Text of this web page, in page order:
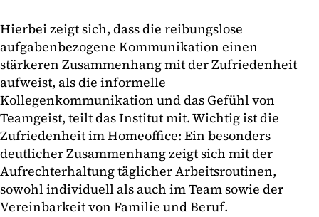
Hierbei zeigt sich, dass die reibungslose
aufgabenbezogene Kommunikation einen
stärkeren Zusammenhang mit der Zufriedenheit
aufweist, als die informelle
Kollegenkommunikation und das Gefühl von
Teamgeist, teilt das Institut mit. Wichtig ist die
Zufriedenheit im Homeoffice: Ein besonders
deutlicher Zusammenhang zeigt sich mit der
Aufrechterhaltung täglicher Arbeitsroutinen,
sowohl individuell als auch im Team sowie der
Vereinbarkeit von Familie und Beruf.